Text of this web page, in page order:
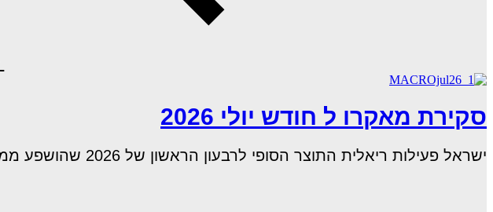
סקירת מאקרו ל חודש יולי 2026
ישראל פעילות ריאלית התוצר הסופי לרבעון הראשון של 2026 שהושפע ממלחמת "שאגת הארי", הצביע על